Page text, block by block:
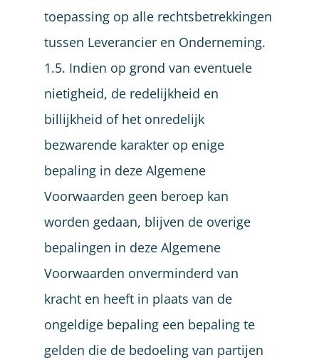
toepassing op alle rechtsbetrekkingen
tussen Leverancier en Onderneming.
1.5. Indien op grond van eventuele
nietigheid, de redelijkheid en
billijkheid of het onredelijk
bezwarende karakter op enige
bepaling in deze Algemene
Voorwaarden geen beroep kan
worden gedaan, blijven de overige
bepalingen in deze Algemene
Voorwaarden onverminderd van
kracht en heeft in plaats van de
ongeldige bepaling een bepaling te
gelden die de bedoeling van partijen